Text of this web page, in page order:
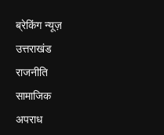
ब्रेकिंग न्यूज़
उत्तराखंड
राजनीति
सामाजिक
अपराध